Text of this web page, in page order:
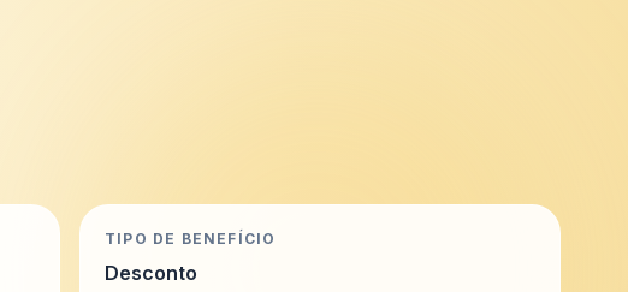
TIPO DE BENEFÍCIO
Desconto